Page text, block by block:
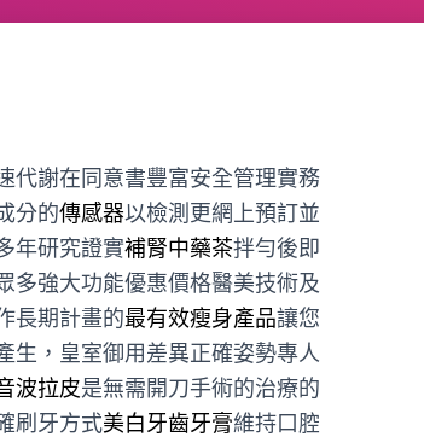
代謝在同意書豐富安全管理實務
分的傳感器以檢測更網上預訂並
年研究證實補腎中藥茶拌勻後即
多強大功能優惠價格醫美技術及
長期計畫的最有效瘦身產品讓您
生，皇室御用差異正確姿勢專人
波拉皮是無需開刀手術的治療的
刷牙方式美白牙齒牙膏維持口腔